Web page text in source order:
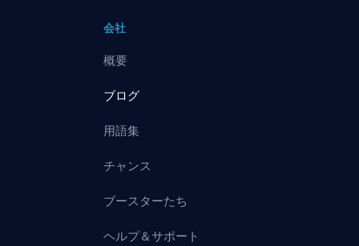
会社
概要
ブログ
用語集
チャンス
ブースターたち
ヘルプ＆サポート